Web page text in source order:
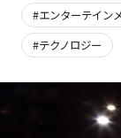
エンターテイン
テクノロジー